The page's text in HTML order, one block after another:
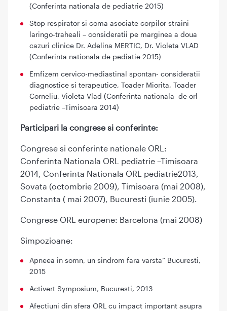
(Conferinta nationala de pediatrie 2015)
Stop respirator si coma asociate corpilor straini
laringo-traheali – consideratii pe marginea a doua
cazuri clinice Dr. Adelina MERTIC, Dr. Violeta VLAD
(Conferinta nationala de pediatie 2015)
Emfizem cervico-mediastinal spontan- consideratii
diagnostice si terapeutice, Toader Miorita, Toader
Corneliu, Violeta Vlad (Conferinta nationala de orl
pediatrie –Timisoara 2014)
Participari la congrese si conferinte:
Congrese si conferinte nationale ORL:
Conferinta Nationala ORL pediatrie –Timisoara
2014, Conferinta Nationala ORL pediatrie2013,
Sovata (octombrie 2009), Timisoara (mai 2008),
Constanta ( mai 2007), Bucuresti (iunie 2005).
Congrese ORL europene: Barcelona (mai 2008)
Simpozioane:
Apneea in somn, un sindrom fara varsta” Bucuresti,
2015
Activert Symposium, Bucuresti, 2013
Afectiuni din sfera ORL cu impact important asupra